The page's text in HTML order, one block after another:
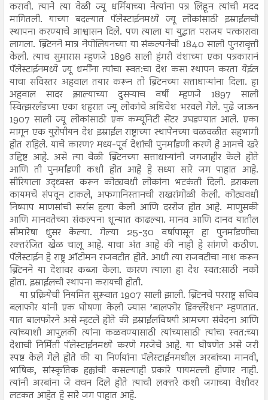
करावी. त्याने त्या वेळी ज्यू धर्मियाच्या नेत्यांना पत्र लिहून त्यांची मदद
मागितली. याच्या बदल्यात पॅलेस्टाईनमध्ये ज्यू लोकांसाठी इस्राईलची
स्थापना करण्याचे आश्वासन दिले. पण त्याला या युद्धात पराजय पत्कारावा
लागला. ब्रिटनने मात्र नेपोलियनच्या या संकल्पनेची 1840 साली पुनरावृत्ती
केली. त्याच सुमारास म्हणजे 1896 साली हंगरी वंशाच्या एका पत्रकारानं
पॅलेस्टाईनमध्ये ज्यू धर्मींना त्यांचा स्वत:चा देश कसा स्थापन करता येईल
याचा सविस्तर अहवाल तयार करून तो ब्रिटनच्या सत्ताधाऱ्यांना दिला. हा
अहवाल सादर झाल्याच्या दुसऱ्याच वर्षी म्हणजे 1897 साली
स्वित्झरलँडच्या एका शहरात ज्यू लोकांचे अधिवेश भरवले गेले. पुढे जाऊन
1907 साली ज्यू लोकांसाठी एक कम्यूनिटी सेंटर उघडण्यात आले. एका
मागून एक युरोपीयन देश इस्राईल राष्ट्राच्या स्थापेनच्या चळवळीत सहभागी
होत राहिले. याचे कारण? मध्य-पूर्व देशांची पुनर्मांडणी करणे हे आमचे खरे
उद्दिष्ट आहे. असे त्या वेळी ब्रिटनच्या सत्ताधाऱ्यांनी जगजाहीर केले होते
आणि ती पुनर्मांडणी कशी होत आहे हे सध्या सारे जग पाहात आहे.
सीरियाला उद्ध्वस्त करून कोट्यवधी लोकांना भटकंती दिली. इराकला
कायमचे संपवून टाकले, अफगानिस्तानची राखरांगोळी केली. कोट्यवधी
निष्पाप माणसांची सर्रास हत्या केली आणि दररोज होत आहे. माणुसकी
आणि मानवतेच्या संकल्पना शून्यात काढल्या. मानव आणि दानव यातील
सीमारेषा धुसर केल्या. गेल्या 25-30 वर्षापासून हा पुनर्मांडणीचा
रक्तरंजित खेळ चालू आहे. याचा अंत आहे की नाही हे सांगणे कठीण.
पॅलेस्टाईन हे राष्ट्र ऑटोमन राजवटीत होते. आधी त्या राजवटीचा नाश करून
ब्रिटनने या देशावर कब्जा केला. कारण त्याला हा देश स्वत:साठी नको
होता. इस्राईलची स्थापना करायची होती.
या प्रक्रियेची नियमित सुरूवात 1907 साली झाली. ब्रिटनचे परराष्ट्र सचिव
बलाफोर यांनी एक घोषणा केली ज्यास ’बालफोर डिक्लेरेशन’ म्हणतात.
यात बालफोरने असे म्हटले होते की इस्राईलविषयी आमच्या संवेदना आणि
त्यांच्याशी आपुलकी त्यांना कळवण्यासाठी त्यांच्यासाठी त्यांचा स्वत:च्या
देशाची निर्मिती पॅलेस्टाईनमध्ये करणे गरजेचे आहे. या घोषणेत असे जरी
स्पष्ट केले गेले होते की या निर्णयांना पॅलेस्टाईनमधील अरबांच्या मानवी,
भाषिक, सांस्कृतिक हक्कांची कसल्याही प्रकारे पायमल्ली होणार नाही.
त्यांनी अरबांना जे वचन दिले होते त्याची लक्तरे कशी जगाच्या वेशीवर
लटकत आहेत हे सारे जग पाहात आहे.